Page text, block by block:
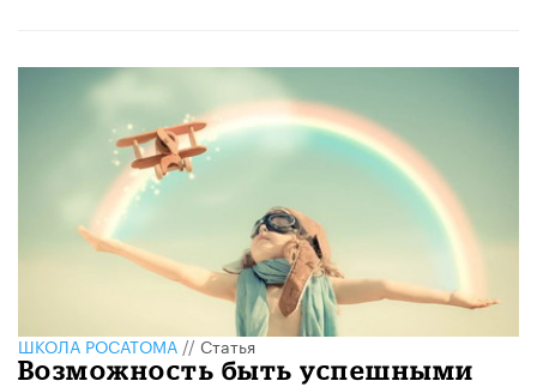
ШКОЛА РОСАТОМА//Статья
Возможность быть успешными